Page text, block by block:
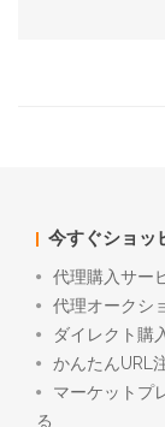
今すぐショッ
代理購入サー
代理オークシ
ダイレクト購
かんたんURL
マーケットプ
る